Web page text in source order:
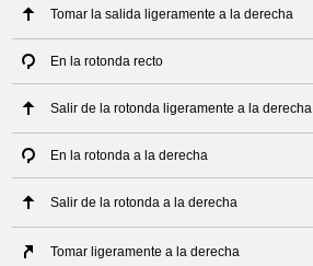
Tomar la salida ligeramente a la derecha
En la rotonda recto
Salir de la rotonda ligeramente a la derecha
En la rotonda a la derecha
Salir de la rotonda a la derecha
Tomar ligeramente a la derecha